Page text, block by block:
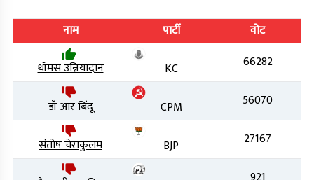
नाम पार्टी
वोट
थॉमस उन्नियादान
KC 66282
डॉ आर बिंदू CPM 56070
संतोष चेराकुलम BJP 27167